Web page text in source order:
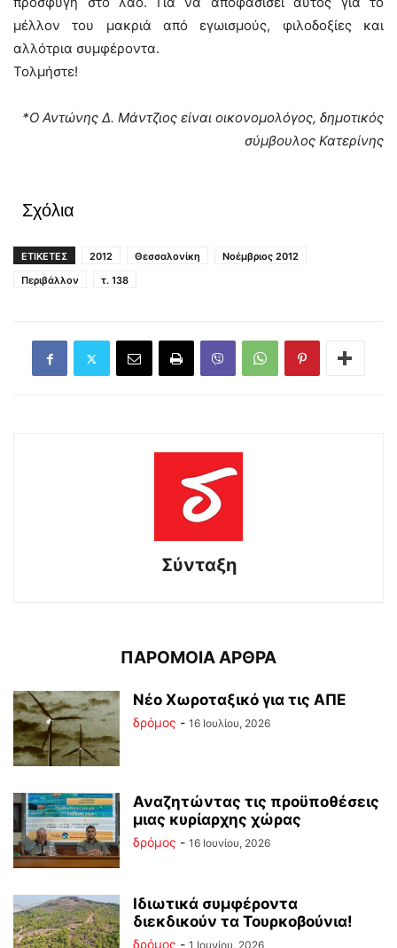
μέλλον του μακριά από εγωισμούς, φιλοδοξίες και
αλλότρια συμφέροντα.
Τολμήστε!
*Ο Αντώνης Δ. Μάντζιος είναι οικονομολόγος, δημοτικός
σύμβουλος Κατερίνης
Σχόλια
ΕΤΙΚΕΤΕΣ 2012 Θεσσαλονίκη
Νοέμβριος 2012
Περιβάλλον
τ. 138
Σύνταξη
ΠΑΡΟΜΟΙΑ ΑΡΘΡΑ
Νέο Χωροταξικό για τις ΑΠΕ
δρόμος - 16 Ιουλίου, 2026
Αναζητώντας τις προϋποθέσεις
μιας κυρίαρχης χώρας
δρόμος - 16 Ιουνίου, 2026
Ιδιωτικά συμφέροντα
διεκδικούν τα Τουρκοβούνια!
δρόμος - 1 Ιουνίου, 2026